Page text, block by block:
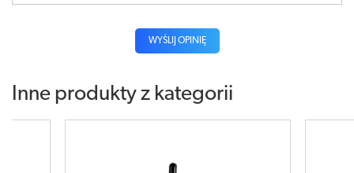
WYŚLIJ OPINIĘ
Inne produkty z kategorii